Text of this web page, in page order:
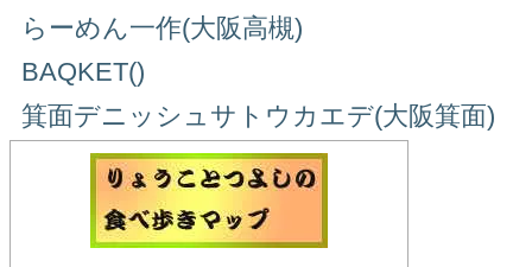
らーめん一作(大阪高槻)
BAQKET()
箕面デニッシュサトウカエデ(大阪箕面)